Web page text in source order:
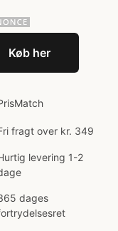
Køb her
fragt over kr. 349
levering 1-2
dages